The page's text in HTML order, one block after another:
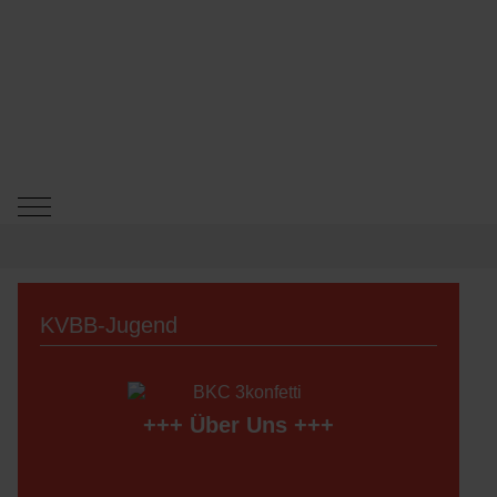
Mobile Menu Toggle
KVBB-Jugend
+++ Über Uns +++